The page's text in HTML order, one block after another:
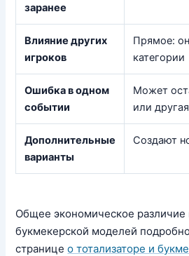
заранее
Влияние других
игроков
Прямое:
категории
Ошибка в одном
событии
Может
или
Дополнительные
варианты
Создают
Общее экономическое различие
букмекерской моделей
страницео тотализаторе и